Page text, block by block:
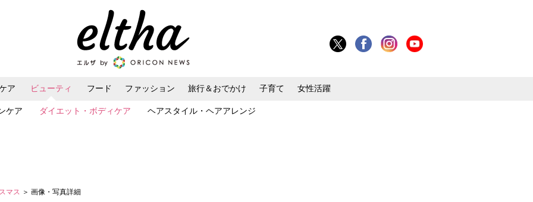
ア ビューティ
ケア ダイエット・ボディケア ヘアスタイル・ヘアアレンジ
フード ファッション 旅行＆おでかけ 子育て 女性活躍
マス ＞ 画像・写真詳細